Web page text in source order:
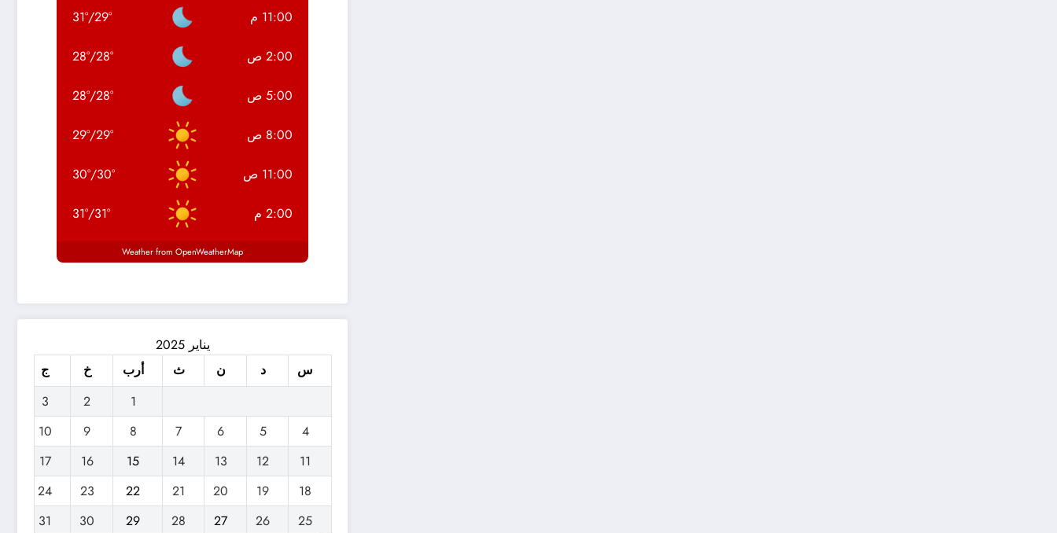
11:00 م 29°
/
31°
2:00 ص 28°
/
28°
5:00 ص 28°
/
28°
8:00 ص 29°
/
29°
11:00 ص 30°
/
30°
2:00 م 31°
/
31°
Weather from OpenWeatherMap
يناير 2025
س
د ن ث أرب خ
ج
1
2
3
4
5
6
7
8
9
10
11
12
13
14
15
16
17
18
19
20
21
22
23
24
25
26
27
28
29
30
31